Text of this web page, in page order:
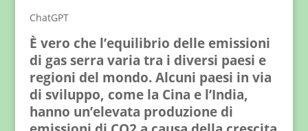
ChatGPT
È vero che l’equilibrio delle emissioni
di gas serra varia tra i diversi paesi e
regioni del mondo. Alcuni paesi in via
di sviluppo, come la Cina e l’India,
hanno un’elevata produzione di